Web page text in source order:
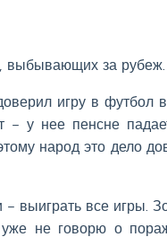
выбывающих за рубеж.
игру в футбол
– у нее пенсне
народ это дело
выиграть все игры.
не говорю о